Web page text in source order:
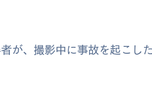
が、撮影中に事故を起こし